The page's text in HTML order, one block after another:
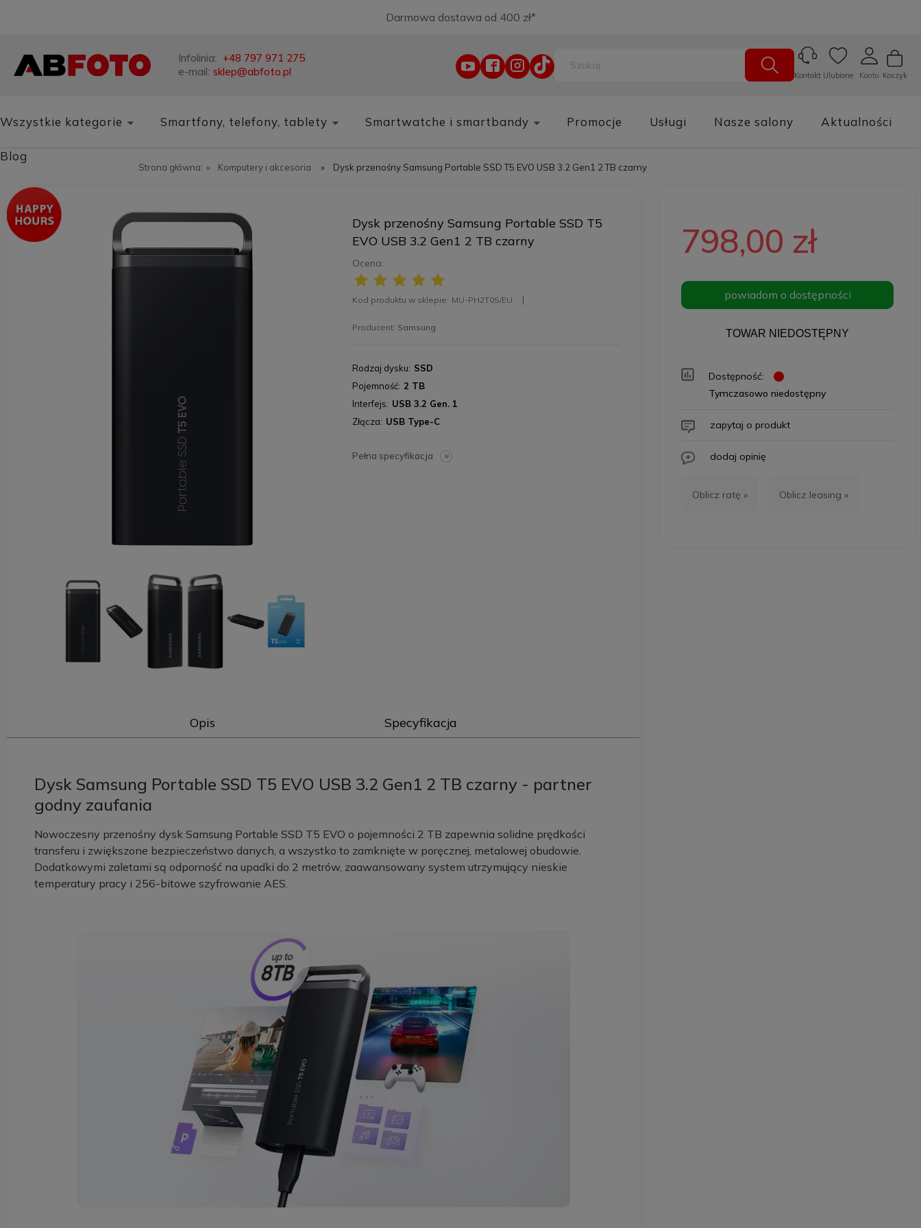
Darmowa dostawa od 400 zł*
Infolinia: +48 797 971 275
e-mail: sklep@abfoto.pl Koszyk
Konto
Ulubione
Kontakt
Wszystkie kategorie Smartfony, telefony, tablety Smartwatche i smartbandy Promocje Usługi Nasze salony Aktualności
Blog
Strona główna: » Komputery i akcesoria » Dysk przenośny Samsung Portable SSD T5 EVO USB 3.2 Gen1 2 TB czarny
Dysk przenośny Samsung Portable SSD T5
EVO USB 3.2 Gen1 2 TB czarny
Ocena:
Kod produktu w sklepie: MU-PH2T0S/EU
Producent: Samsung
Rodzaj dysku
SSD
Pojemność 2 TB
Interfejs
USB 3.2 Gen. 1
Złącza
USB Type-C
Pełna specyfikacja
Opis Specyfikacja
Dysk Samsung Portable SSD T5 EVO USB 3.2 Gen1 2 TB czarny - partner
godny zaufania
Nowoczesny przenośny dysk Samsung Portable SSD T5 EVO o pojemności 2 TB zapewnia solidne prędkości
transferu i zwiększone bezpieczeństwo danych, a wszystko to zamknięte w poręcznej, metalowej obudowie.
Dodatkowymi zaletami są odporność na upadki do 2 metrów, zaawansowany system utrzymujący nieskie
temperatury pracy i 256-bitowe szyfrowanie AES.
798,00 zł
powiadom o dostępności
TOWAR NIEDOSTĘPNY
Dostępność:
Tymczasowo niedostępny
zapytaj o produkt
dodaj opinię
Oblicz ratę » Oblicz leasing »